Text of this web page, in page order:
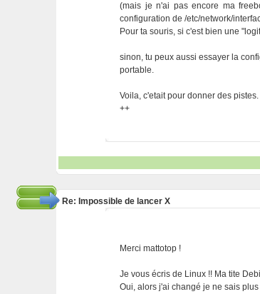
(mais je n'ai pas encore ma
configuration de /etc/network/
Pour ta souris, si c'est bien une
sinon, tu peux aussi essayer la
portable.
Voila, c'etait pour donner des pistes.
++
Re: Impossible de lancer X
Merci mattotop !
Je vous écris de Linux !! Ma tite
Oui, alors j'ai changé je ne sais